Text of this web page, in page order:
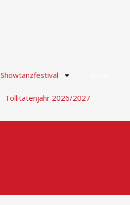
Showtanzfestival
Tollitätenjahr 2026/2027